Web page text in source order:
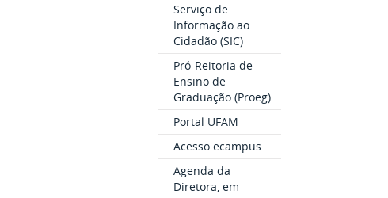
Serviço de
Informação ao
Cidadão (SIC)
Pró-Reitoria de
Ensino de
Graduação (Proeg)
Portal UFAM
Acesso ecampus
Agenda da
Diretora, em